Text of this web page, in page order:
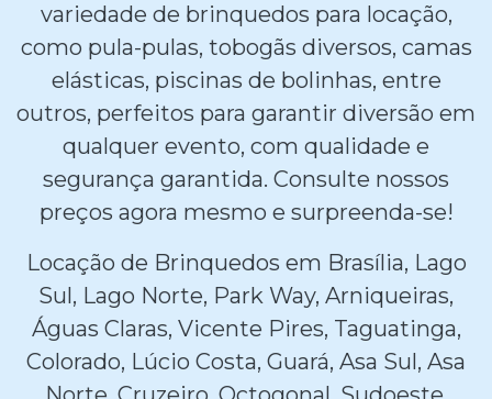
variedade de brinquedos para locação,
como pula-pulas, tobogãs diversos, camas
elásticas, piscinas de bolinhas, entre
outros, perfeitos para garantir diversão em
qualquer evento, com qualidade e
segurança garantida. Consulte nossos
preços agora mesmo e surpreenda-se!
Locação de Brinquedos em Brasília, Lago
Sul, Lago Norte, Park Way, Arniqueiras,
Águas Claras, Vicente Pires, Taguatinga,
Colorado, Lúcio Costa, Guará, Asa Sul, Asa